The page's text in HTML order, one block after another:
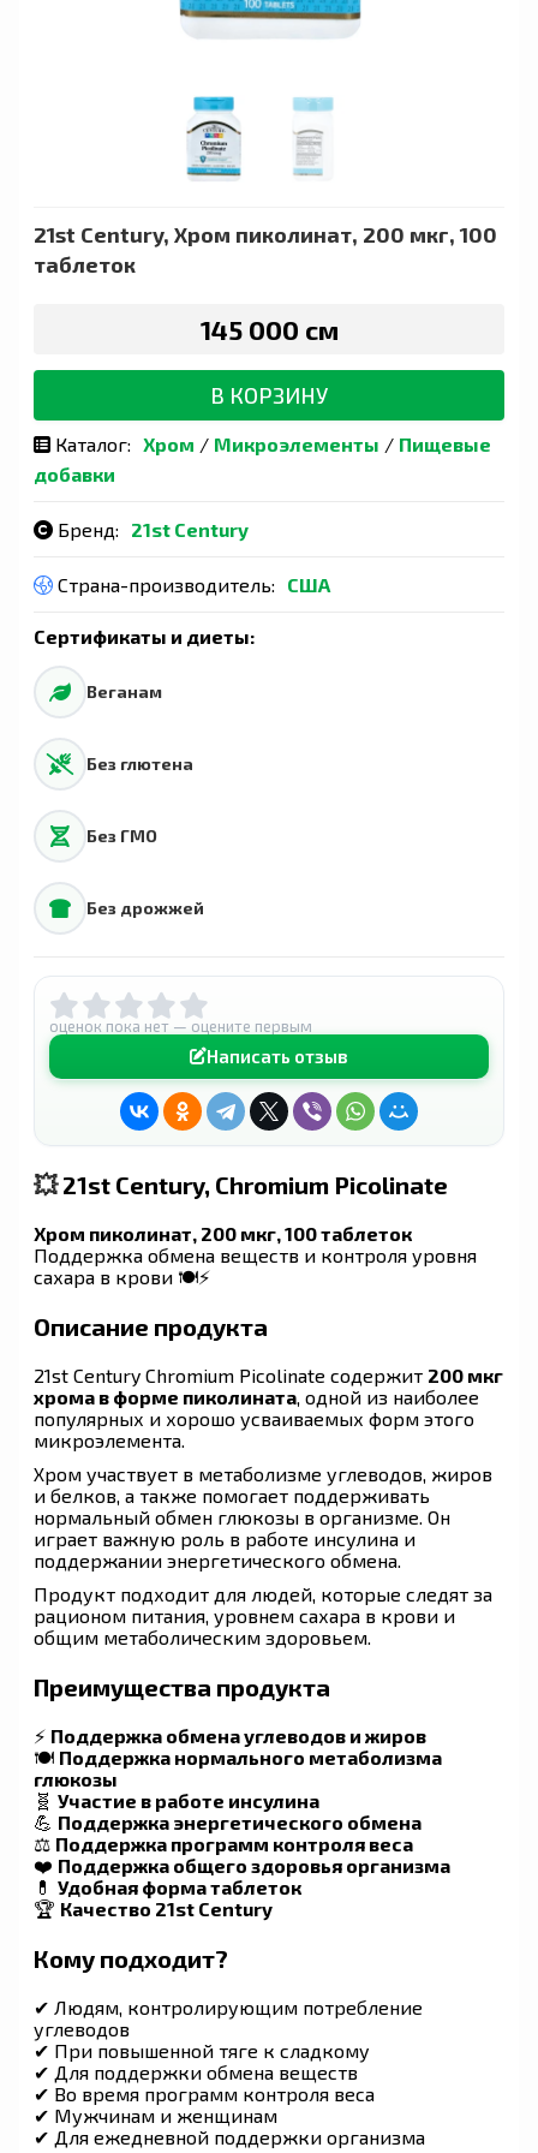
21st Century, Хром пиколинат, 200 мкг, 100
таблеток
145 000 сӯм
В КОРЗИНУ
Каталог: Хром / Микроэлементы / Пищевые
добавки
Бренд: 21st Century
Страна-производитель: США
Сертификаты и диеты:
Веганам
Без глютена
Без ГМО
Без дрожжей
оценок пока нет — оцените первым
Написать отзыв
💥21st Century, Chromium Picolinate
Хром пиколинат, 200 мкг, 100 таблеток
Поддержка обмена веществ и контроля уровня
сахара в крови 🍽️⚡
Описание продукта
21st Century Chromium Picolinate содержит 200 мкг
хрома в форме пиколината , одной из наиболее
популярных и хорошо усваиваемых форм этого
микроэлемента.
Хром участвует в метаболизме углеводов, жиров
и белков, а также помогает поддерживать
нормальный обмен глюкозы в организме. Он
играет важную роль в работе инсулина и
поддержании энергетического обмена.
Продукт подходит для людей, которые следят за
рационом питания, уровнем сахара в крови и
общим метаболическим здоровьем.
Преимущества продукта
⚡ Поддержка обмена углеводов и жиров
🍽️ Поддержка нормального метаболизма
глюкозы
🧬 Участие в работе инсулина
💪 Поддержка энергетического обмена
⚖️ Поддержка программ контроля веса
❤️ Поддержка общего здоровья организма
💊 Удобная форма таблеток
🏆 Качество 21st Century
Кому подходит?
✔ Людям, контролирующим потребление
углеводов
✔ При повышенной тяге к сладкому
✔ Для поддержки обмена веществ
✔ Во время программ контроля веса
✔ Мужчинам и женщинам
✔ Для ежедневной поддержки организма